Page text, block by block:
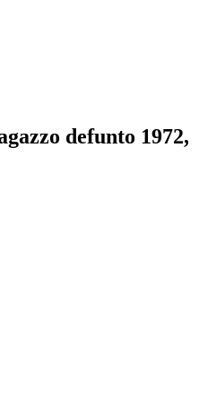
defunto 1972,